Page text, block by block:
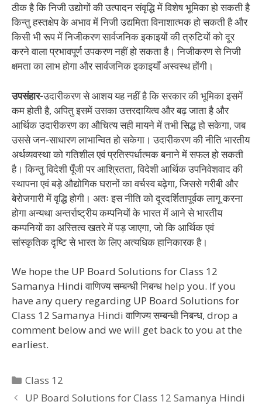
ठीक है कि निजी उद्योगों की उत्पादन संवृद्धि में विशेष भूमिका हो सकती है
किन्तु हस्तक्षेप के अभाव में निजी उद्यमिता विनाशात्मक हो सकती है और
किसी भी रूप में निजीकरण सार्वजनिक इकाइयों की त्रुटियों को दूर
करने वाला प्रभावपूर्ण उपकरण नहीं हो सकता है। निजीकरण से निजी
क्षमता का लाभ होगा और सार्वजनिक इकाइयाँ अस्वस्थ होंगी।
उपसंहार-उदारीकरण से आशय यह नहीं है कि सरकार की भूमिका इसमें
कम होती है, अपितु इसमें उसका उत्तरदायित्व और बढ़ जाता है और
आर्थिक उदारीकरण का औचित्य सही मायने में तभी सिद्ध हो सकेगा, जब
उससे जन-साधारण लाभान्वित हो सकेगा। उदारीकरण की नीति भारतीय
अर्थव्यवस्था को गतिशील एवं प्रतिस्पर्धात्मक बनाने में सफल हो सकती
है। किन्तु विदेशी पूँजी पर आश्रितता, विदेशी आर्थिक उपनिवेशवाद की
स्थापना एवं बड़े औद्योगिक घरानों का वर्चस्व बढ़ेगा, जिससे गरीबी और
बेरोजगारी में वृद्धि होगी। अतः इस नीति को दूरदर्शितापूर्वक लागू करना
होगा अन्यथा अन्तर्राष्ट्रीय कम्पनियों के भारत में आने से भारतीय
कम्पनियों का अस्तित्व खतरे में पड़ जाएगा, जो कि आर्थिक एवं
सांस्कृतिक दृष्टि से भारत के लिए अत्यधिक हानिकारक है।
We hope the UP Board Solutions for Class 12
Samanya Hindi वाणिज्य सम्बन्धी निबन्ध help you. If you
have any query regarding UP Board Solutions for
Class 12 Samanya Hindi वाणिज्य सम्बन्धी निबन्ध, drop a
comment below and we will get back to you at the
earliest.
Categories
Class 12
UP Board Solutions for Class 12 Samanya Hindi